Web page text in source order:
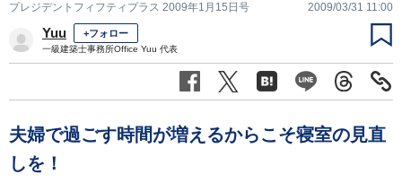
プレジデントフィフティプラス 2009年1月15日号 2009/03/31 11:00
Yuu +フォロー
一級建築士事務所Office Yuu 代表
夫婦で過ごす時間が増えるからこそ寝室の見直
しを！